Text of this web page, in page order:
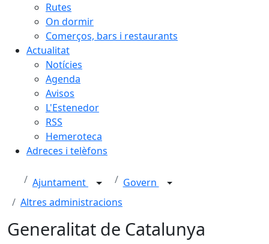
Rutes
On dormir
Comerços, bars i restaurants
Actualitat
Notícies
Agenda
Avisos
L'Estenedor
RSS
Hemeroteca
Adreces i telèfons
Ajuntament
Govern
Altres administracions
Generalitat de Catalunya